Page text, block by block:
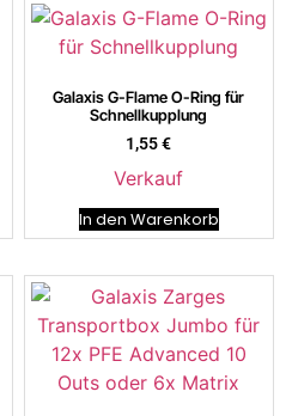
Galaxis G-Flame O-Ring für
Schnellkupplung
1,55€
Verkauf
In den Warenkorb